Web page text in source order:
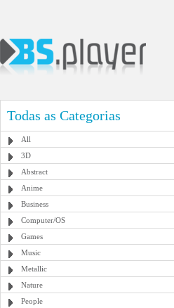
Todas as Categorias
All
3D
Abstract
Anime
Business
Computer/OS
Games
Music
Metallic
Nature
People